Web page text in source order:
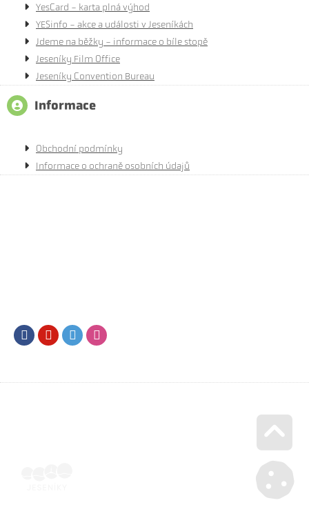
YesCard - karta plná výhod
YESinfo - akce a události v Jeseníkách
Jdeme na běžky - informace o bíle stopě
Jeseníky Film Office
Jeseníky Convention Bureau
Informace
Obchodní podmínky
Informace o ochraně osobních údajů
FacebookYoutubeTwitter
Go